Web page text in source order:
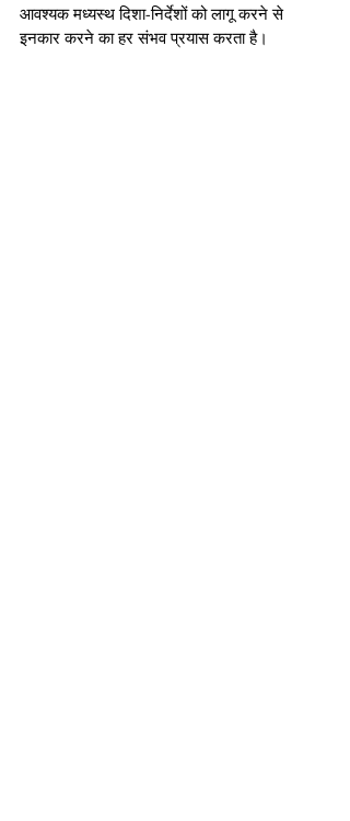
आवश्यक मध्यस्थ दिशा-निर्देशों को लागू करने से
इनकार करने का हर संभव प्रयास करता है।